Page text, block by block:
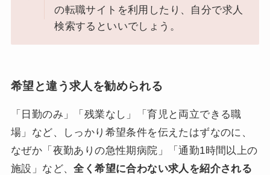
の転職サイトを利用したり、自分で求人
検索するといいでしょう。
希望と違う求人を勧められる
「日勤のみ」「残業なし」「育児と両立できる職
場」など、しっかり希望条件を伝えたはずなのに、
なぜか「夜勤ありの急性期病院」「通勤1時間以上の
施設」など、全く希望に合わない求人を紹介される